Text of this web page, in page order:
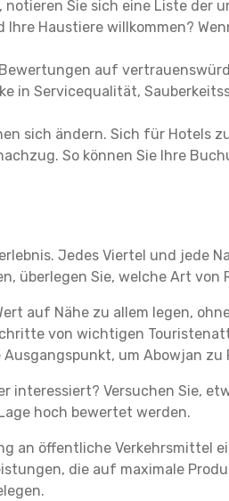
notieren Sie sich eine Liste der
Haustiere willkommen?
auf
in Servicequalität,
sich ändern. Sich für Hotels
So können Sie Ihre
Jedes Viertel und jede
überlegen Sie, welche Art von
auf Nähe zu allem legen,
von wichtigen
um Abowjan zu
interessiert? Versuchen Sie,
hoch bewertet werden.
an öffentliche Verkehrsmittel
die auf maximale